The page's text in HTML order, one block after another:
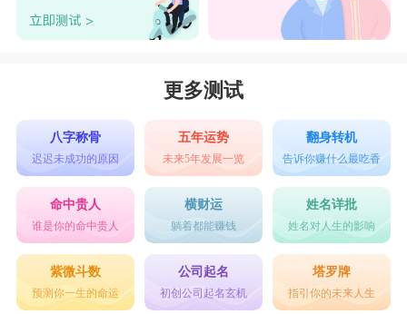
康，顺利、好运、幸福，暴富。
23、希望2024一切安好 好好告个别吧!告别2023，
见!2023!不，不，是再也不见!无论这一年好与坏，
都即将结束，无论这一年有多糟糕，都是成长与经
历，在无法预知的未来，愿：崭新的2024，烟火向
星辰，所愿皆成真!
25、昨天，已经走远，炫耀又有什么用呢，昨天只
能用来回忆。今天才是新的开始，把握好了今天，
更多测试
八字称骨
迟迟未成功的原因
五年运势
未来5年发展一览
翻身转机
告诉你赚什么最吃香
命中贵人
谁是你的命中贵人
横财运
躺着都能赚钱
姓名详批
姓名对人生的影响
紫微斗数
预测你一生的命运
公司起名
初创公司起名玄机
塔罗牌
指引你的未来人生